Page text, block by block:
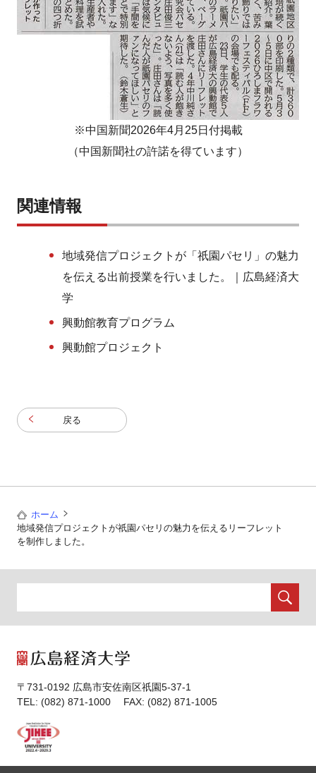
※中国新聞2026年4月25日付掲載
（中国新聞社の許諾を得ています）
関連情報
地域発信プロジェクトが「祇園パセリ」の魅力
を伝える出前授業を行いました。｜広島経済大
学
興動館教育プログラム
興動館プロジェクト
戻る
ホーム
地域発信プロジェクトが祇園パセリの魅力を伝えるリーフレット
を制作しました。
〒731-0192 広島市安佐南区祇園5-37-1
TEL: (082) 871-1000 FAX: (082) 871-1005